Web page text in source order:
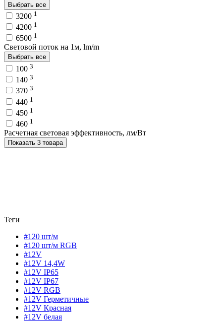
Выбрать все
3200 1
4200 1
6500 1
Световой поток на 1м, lm/m
Выбрать все
100 3
140 3
370 3
440 1
450 1
460 1
Расчетная световая эффективность, лм/Вт
Показать 3 товара
Теги
#120 шт/м
#120 шт/м RGB
#12V
#12V 14,4W
#12V IP65
#12V IP67
#12V RGB
#12V Герметичные
#12V Красная
#12V белая